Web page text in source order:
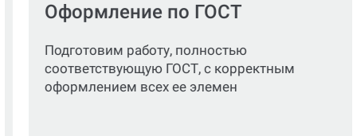
Оформление по ГОСТ
Подготовим работу, полностью
соответствующую ГОСТ, с корректным
оформлением всех ее элемен